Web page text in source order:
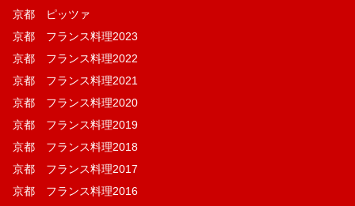
京都 ピッツァ
京都 フランス料理2023
京都 フランス料理2022
京都 フランス料理2021
京都 フランス料理2020
京都 フランス料理2019
京都 フランス料理2018
京都 フランス料理2017
京都 フランス料理2016